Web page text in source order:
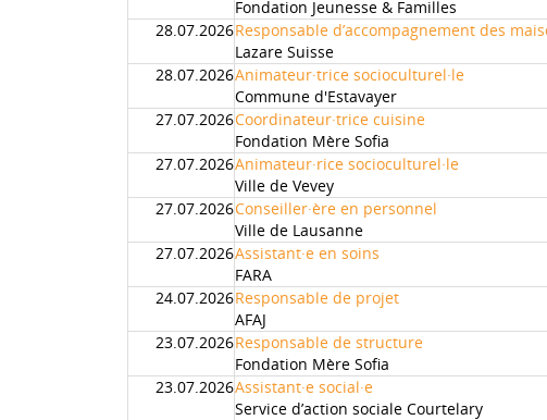
Fondation Jeunesse & Familles
28.07.2026Responsable d’accompagnement des
Lazare Suisse
28.07.2026Animateur·trice socioculturel·le
Commune d'Estavayer
27.07.2026Coordinateur·trice cuisine
Fondation Mère Sofia
27.07.2026Animateur·rice socioculturel·le
Ville de Vevey
27.07.2026Conseiller·ère en personnel
Ville de Lausanne
27.07.2026Assistant·e en soins
FARA
24.07.2026Responsable de projet
AFAJ
23.07.2026Responsable de structure
Fondation Mère Sofia
23.07.2026Assistant·e social·e
Service d’action sociale Courtelary